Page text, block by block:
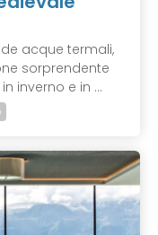
acque termali,
sorprendente
inverno e in ...